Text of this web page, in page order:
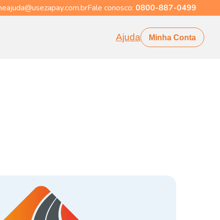
Fale conosco: 0800-887-0499
Ajuda Minha Conta